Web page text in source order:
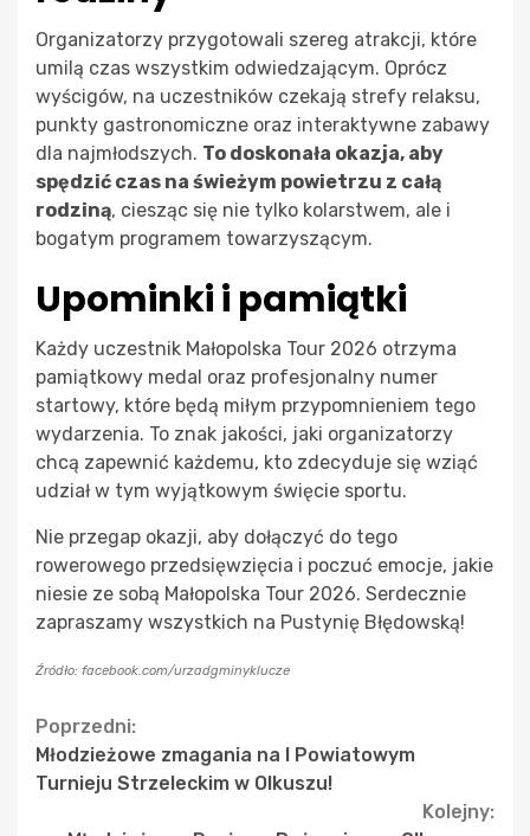
Organizatorzy przygotowali szereg atrakcji, które
umilą czas wszystkim odwiedzającym. Oprócz
wyścigów, na uczestników czekają strefy relaksu,
punkty gastronomiczne oraz interaktywne zabawy
dla najmłodszych. To doskonała okazja, aby
spędzić czas na świeżym powietrzu z całą
rodziną, ciesząc się nie tylko kolarstwem, ale i
bogatym programem towarzyszącym.
Upominki i pamiątki
Każdy uczestnik Małopolska Tour 2026 otrzyma
pamiątkowy medal oraz profesjonalny numer
startowy, które będą miłym przypomnieniem tego
wydarzenia. To znak jakości, jaki organizatorzy
chcą zapewnić każdemu, kto zdecyduje się wziąć
udział w tym wyjątkowym święcie sportu.
Nie przegap okazji, aby dołączyć do tego
rowerowego przedsięwzięcia i poczuć emocje, jakie
niesie ze sobą Małopolska Tour 2026. Serdecznie
zapraszamy wszystkich na Pustynię Błędowską!
Źródło: facebook.com/urzadgminyklucze
Continue
Reading
Poprzedni:
Młodzieżowe zmagania na I Powiatowym
Turnieju Strzeleckim w Olkuszu!
Kolejny: